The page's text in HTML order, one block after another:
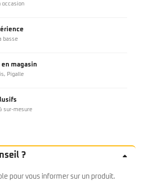
occasion
basse
magasin
Pigalle
sur-mesure
?
pour vous informer sur un produit.